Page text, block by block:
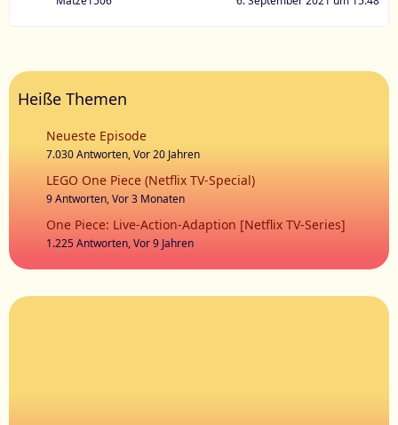
Heiße Themen
Neueste Episode
7.030 Antworten, Vor 20 Jahren
LEGO One Piece (Netflix TV-Special)
9 Antworten, Vor 3 Monaten
One Piece: Live-Action-Adaption [Netflix TV-Series]
1.225 Antworten, Vor 9 Jahren